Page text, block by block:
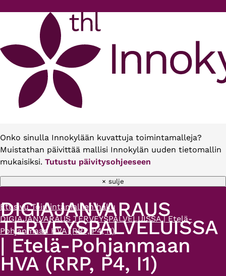
Onko sinulla Innokylään kuvattuja toimintamalleja?
Muistathan päivittää mallisi Innokylän uuden tietomallin
mukaisiksi. Tutustu päivitysohjeeseen
× sulje
Murupolku
Etusivu Toimintamallien haku
DIGIAJANVARAUS TERVEYSPALVELUISSA | Etelä-
Pohjanmaan HVA (RRP, P4, I1)
DIGIAJANVARAUS
TERVEYSPALVELUISSA
| Etelä-Pohjanmaan
HVA (RRP, P4, I1)